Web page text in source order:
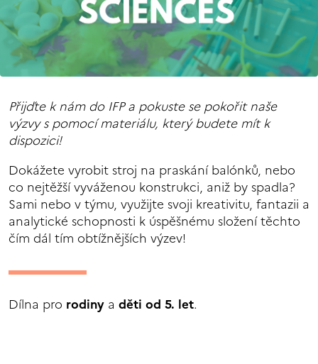
Přijďte k nám do IFP a pokuste se pokořit naše
výzvy s pomocí materiálu, který budete mít k
dispozici!
Dokážete vyrobit stroj na praskání balónků, nebo
co nejtěžší vyváženou konstrukci, aniž by spadla?
Sami nebo v týmu, využijte svoji kreativitu, fantazii a
analytické schopnosti k úspěšnému složení těchto
čím dál tím obtížnějších výzev!
Dílna pro rodiny a děti od 5. let.